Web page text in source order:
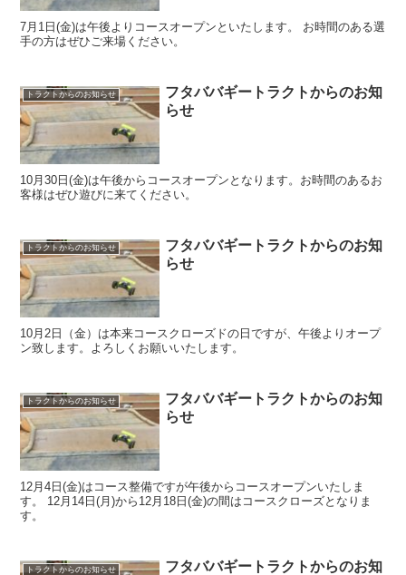
7月1日(金)は午後よりコースオープンといたします。 お時間のある選
手の方はぜひご来場ください。
トラクトからのお知らせ
フタババギートラクトからのお知
らせ
10月30日(金)は午後からコースオープンとなります。お時間のあるお
客様はぜひ遊びに来てください。
トラクトからのお知らせ
フタババギートラクトからのお知
らせ
10月2日（金）は本来コースクローズドの日ですが、午後よりオープ
ン致します。よろしくお願いいたします。
トラクトからのお知らせ
フタババギートラクトからのお知
らせ
12月4日(金)はコース整備ですが午後からコースオープンいたしま
す。 12月14日(月)から12月18日(金)の間はコースクローズとなりま
す。
トラクトからのお知らせ
フタババギートラクトからのお知